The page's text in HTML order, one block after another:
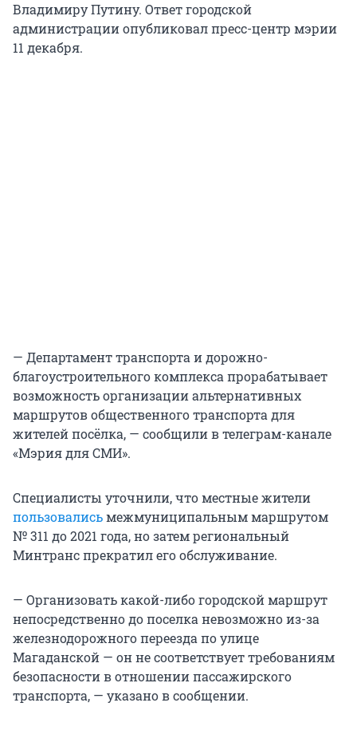
Владимиру Путину. Ответ городской
администрации опубликовал пресс-центр мэрии
11 декабря.
— Департамент транспорта и дорожно-
благоустроительного комплекса прорабатывает
возможность организации альтернативных
маршрутов общественного транспорта для
жителей посёлка, — сообщили в телеграм-канале
«Мэрия для СМИ».
Специалисты уточнили, что местные жители
пользовалисьмежмуниципальным маршрутом
№ 311 до 2021 года, но затем региональный
Минтранс прекратил его обслуживание.
— Организовать какой-либо городской маршрут
непосредственно до поселка невозможно из-за
железнодорожного переезда по улице
Магаданской — он не соответствует требованиям
безопасности в отношении пассажирского
транспорта, — указано в сообщении.